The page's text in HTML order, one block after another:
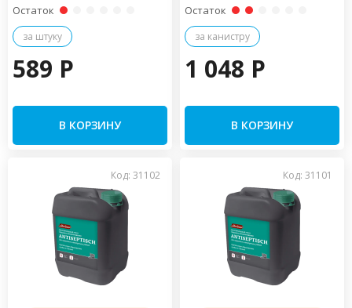
Остаток
за штуку
589 P
В КОРЗИНУ
Остаток
за канистру
1 048 P
В КОРЗИНУ
Код: 31102 Код: 31101